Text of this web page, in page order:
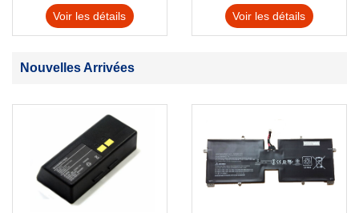
Voir les détails Voir les détails
Nouvelles Arrivées